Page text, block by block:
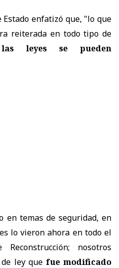
Estado enfatizó que, "lo que
reiterada en todo tipo de
leyes se pueden
en temas de seguridad, en
lo vieron ahora en todo el
nosotros
ley que fue modificado